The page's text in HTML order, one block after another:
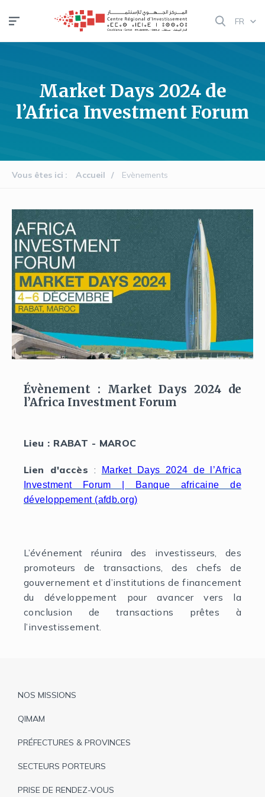
au
contenu
FR
Market Days 2024 de
l’Africa Investment Forum
Vous êtes ici Accueil Evènements
Évènement : Market Days 2024 de
l’Africa Investment Forum
Lieu : RABAT - MAROC
Lien d'accès :
Market Days 2024 de l’Africa
Investment Forum | Banque africaine de
développement (afdb.org)
L’événement réunira des investisseurs, des
promoteurs de transactions, des chefs de
gouvernement et d’institutions de financement
du développement pour avancer vers la
conclusion de transactions prêtes à
l’investissement.
Pied
de
NOS MISSIONS
QIMAM
PRÉFECTURES & PROVINCES
SECTEURS PORTEURS
PRISE DE RENDEZ-VOUS